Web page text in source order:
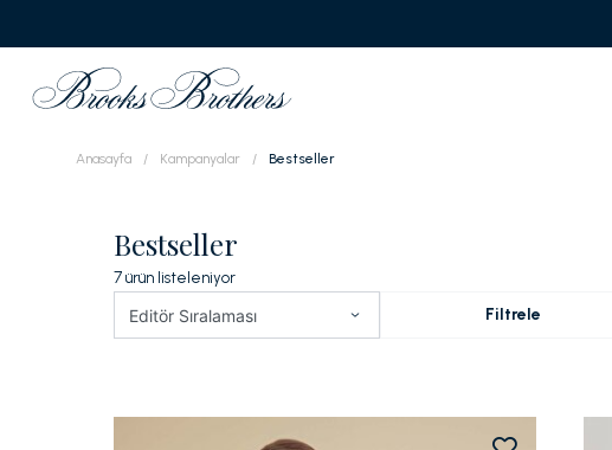
Anasayfa Kampanyalar Bestseller
Bestseller
7 ürün listeleniyor
Editör Sıralaması Filtrele